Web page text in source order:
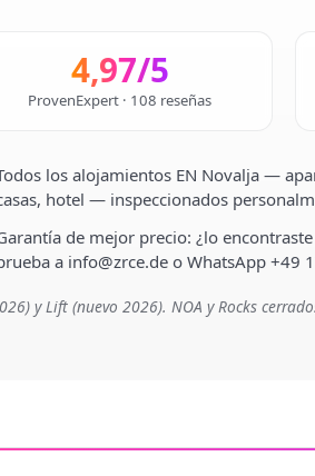
4,97/5
ProvenExpert · 108 reseñas
los alojamientos EN Novalja —
hotel — inspeccionados
de mejor precio: ¿lo
a info@zrce.de o WhatsApp +49
y Lift (nuevo 2026). NOA y Rocks